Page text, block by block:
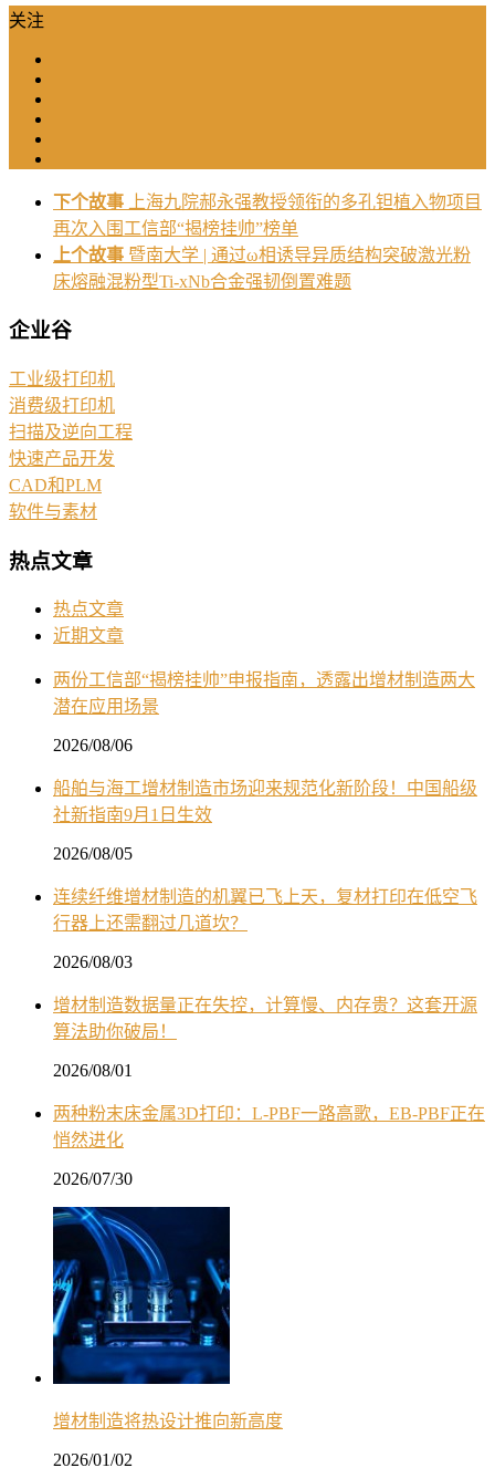
关注
下个故事
上海九院郝永强教授领衔的多孔钽植入物项目
再次入围工信部“揭榜挂帅”榜单
上个故事 暨南大学 | 通过ω相诱导异质结构突破激光粉
床熔融混粉型Ti-xNb合金强韧倒置难题
企业谷
工业级打印机
消费级打印机
扫描及逆向工程
快速产品开发
CAD和PLM
软件与素材
热点文章
热点文章
近期文章
两份工信部“揭榜挂帅”申报指南，透露出增材制造两大
潜在应用场景
2026/08/06
船舶与海工增材制造市场迎来规范化新阶段！中国船级
社新指南9月1日生效
2026/08/05
连续纤维增材制造的机翼已飞上天，复材打印在低空飞
行器上还需翻过几道坎？
2026/08/03
增材制造数据量正在失控，计算慢、内存贵？这套开源
算法助你破局！
2026/08/01
两种粉末床金属3D打印：L-PBF一路高歌，EB-PBF正在
悄然进化
2026/07/30
增材制造将热设计推向新高度
2026/01/02